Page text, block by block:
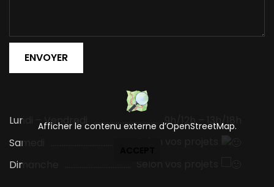
Afficher le contenu externe d’OpenStreetMap.
Lundi – Vendredi
9h/12h – 13h/18h
Samedi
Dimanche